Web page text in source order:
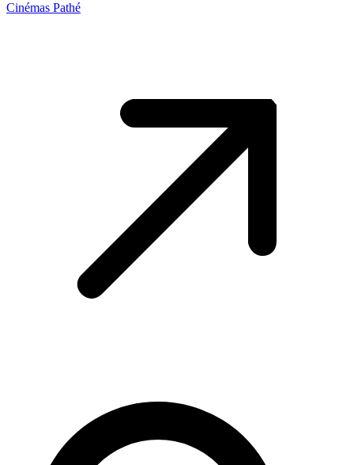
Cinémas Pathé